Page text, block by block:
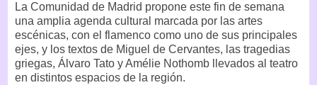
La Comunidad de Madrid propone este fin de semana
una amplia agenda cultural marcada por las artes
escénicas, con el flamenco como uno de sus principales
ejes, y los textos de Miguel de Cervantes, las tragedias
griegas, Álvaro Tato y Amélie Nothomb llevados al teatro
en distintos espacios de la región.